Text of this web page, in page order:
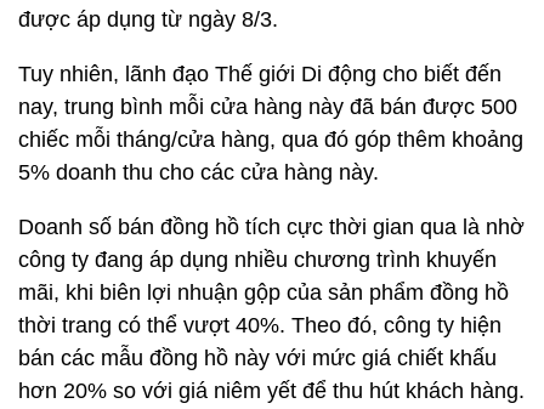
được áp dụng từ ngày 8/3.
Tuy nhiên, lãnh đạo Thế giới Di động cho biết đến
nay, trung bình mỗi cửa hàng này đã bán được 500
chiếc mỗi tháng/cửa hàng, qua đó góp thêm khoảng
5% doanh thu cho các cửa hàng này.
Doanh số bán đồng hồ tích cực thời gian qua là nhờ
công ty đang áp dụng nhiều chương trình khuyến
mãi, khi biên lợi nhuận gộp của sản phẩm đồng hồ
thời trang có thể vượt 40%. Theo đó, công ty hiện
bán các mẫu đồng hồ này với mức giá chiết khấu
hơn 20% so với giá niêm yết để thu hút khách hàng.